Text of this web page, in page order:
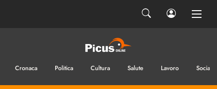
Cronaca Politica Cultura Salute Lavoro Sociale